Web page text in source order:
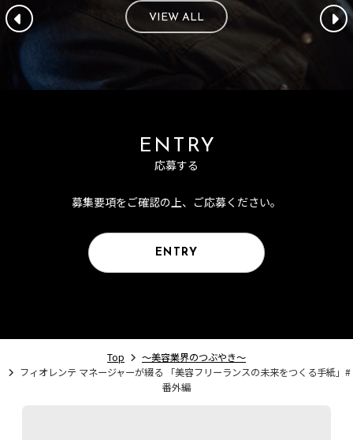
VIEW ALL
ENTRY
応募する
募集要項をご確認の上、ご応募ください。
ENTRY
Top
〜美容業界のつぶやき〜
フィオレンテ マネージャーが綴る 「美容フリーランスの未来をつくる手紙」#
番外編